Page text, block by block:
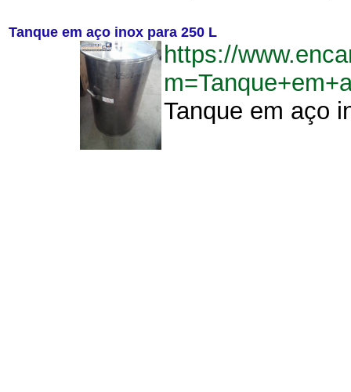
Tanque em aço inox para 250 L
https://
Tanque em aço